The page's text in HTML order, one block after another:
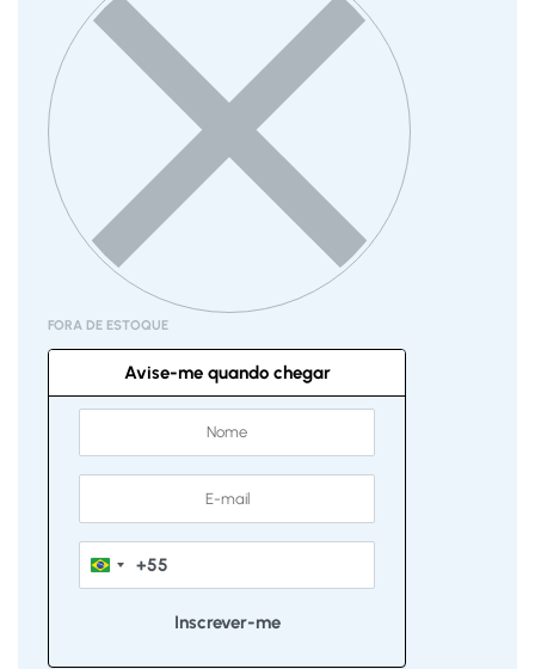
FORA DE ESTOQUE
Avise-me quando chegar
Brazil+55